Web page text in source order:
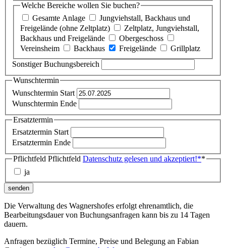
Welche Bereiche wollen Sie buchen?
Gesamte Anlage
Jungviehstall, Backhaus und
Freigelände (ohne Zeltplatz)
Zeltplatz, Jungviehstall,
Backhaus und Freigelände
Obergeschoss
Vereinsheim
Backhaus Freigelände
Grillplatz
Sonstiger Buchungsbereich
Wunschtermin
Wunschtermin Start
Wunschtermin Ende
Ersatztermin
Ersatztermin Start
Ersatztermin Ende
Pflichtfeld Pflichtfeld Datenschutz gelesen und akzeptiert!**
ja
senden
Die Verwaltung des Wagnershofes erfolgt ehrenamtlich, die
Bearbeitungsdauer von Buchungsanfragen kann bis zu 14 Tagen
dauern.
Anfragen bezüglich Termine, Preise und Belegung an Fabian